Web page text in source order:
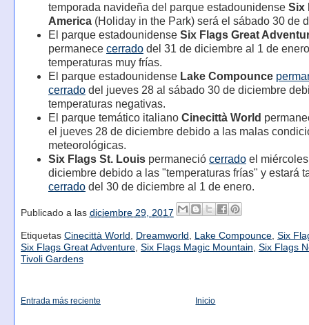
temporada navideña del parque estadounidense Six
America(Holiday in the Park) será el sábado 30 de
El parque estadounidense Six Flags Great
permanece cerradodel 31 de diciembre al 1 de
temperaturas muy frías.
El parque estadounidense Lake Compounce
cerradodel jueves 28 al sábado 30 de diciembre
temperaturas negativas.
El parque temático italiano Cinecittà World
el jueves 28 de diciembre debido a las malas
meteorológicas.
Six Flags St. Louispermaneció cerradoel
diciembre debido a las "temperaturas frías" y estará
cerradodel 30 de diciembre al 1 de enero.
Publicado a las diciembre 29, 2017
Etiquetas Cinecittà World Dreamworld Lake Compounce, Six
Six Flags Great Adventure, Six Flags Magic Mountain Six Flags
Tivoli Gardens
Entrada más reciente Inicio